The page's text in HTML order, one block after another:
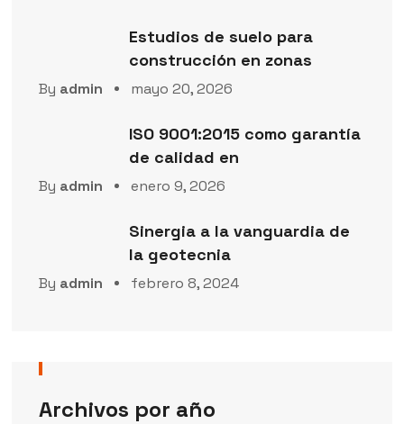
Estudios de suelo para
construcción en zonas
By admin mayo 20, 2026
ISO 9001:2015 como garantía
de calidad en
By admin enero 9, 2026
Sinergia a la vanguardia de
la geotecnia
By admin febrero 8, 2024
Archivos por año